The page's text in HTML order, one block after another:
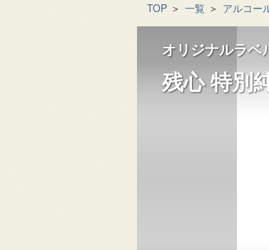
TOP ＞ 一覧 ＞ アルコー
オリジナルラベ
残心 特別